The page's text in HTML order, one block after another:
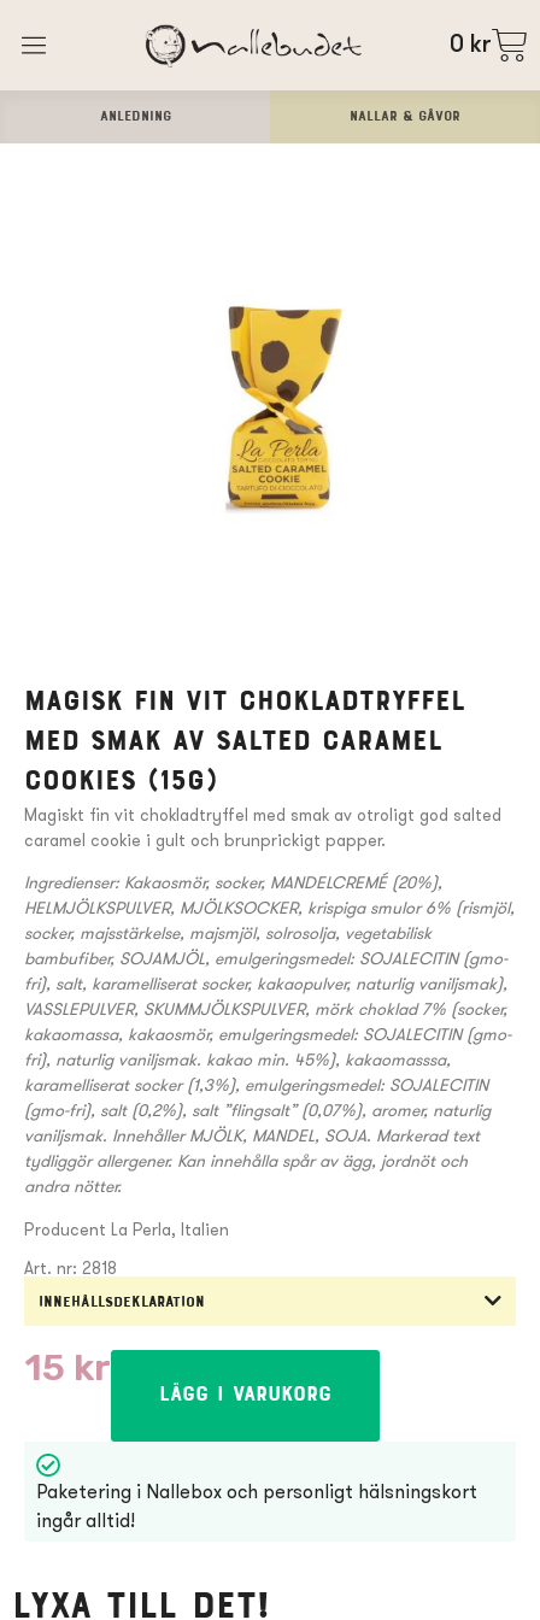
0 kr
ANLEDNING Nallar & Gåvor
Magisk fin vit chokladtryffel
med smak av salted caramel
cookies (15g)
Magiskt fin vit chokladtryffel med smak av otroligt god salted
caramel cookie i gult och brunprickigt papper.
Ingredienser: Kakaosmör, socker, MANDELCREMÉ (20%),
HELMJÖLKSPULVER, MJÖLKSOCKER, krispiga smulor 6% (rismjöl,
socker, majsstärkelse, majsmjöl, solrosolja, vegetabilisk
bambufiber, SOJAMJÖL, emulgeringsmedel: SOJALECITIN (gmo-
fri), salt, karamelliserat socker, kakaopulver, naturlig vaniljsmak),
VASSLEPULVER, SKUMMJÖLKSPULVER, mörk choklad 7% (socker,
kakaomassa, kakaosmör, emulgeringsmedel: SOJALECITIN (gmo-
fri), naturlig vaniljsmak. kakao min. 45%), kakaomasssa,
karamelliserat socker (1,3%), emulgeringsmedel: SOJALECITIN
(gmo-fri), salt (0,2%), salt ”flingsalt” (0,07%), aromer, naturlig
vaniljsmak. Innehåller MJÖLK, MANDEL, SOJA. Markerad text
tydliggör allergener. Kan innehålla spår av ägg, jordnöt och
andra nötter.
Producent La Perla, Italien
Art. nr: 2818
Innehållsdeklaration
15 kr
Lägg i varukorg
Paketering i Nallebox och personligt hälsningskort
ingår alltid!
Lyxa till det!